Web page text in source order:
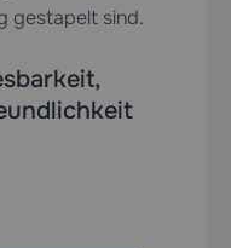
gestapelt sind.